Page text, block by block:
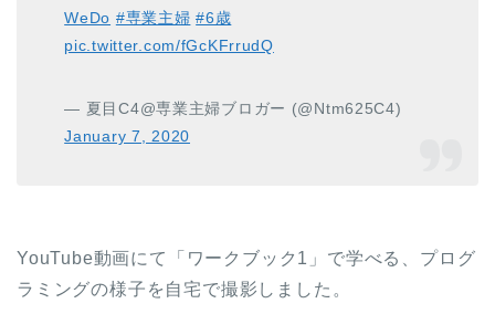
WeDo #専業主婦 #6歳
pic.twitter.com/fGcKFrrudQ
— 夏目C4@専業主婦ブロガー (@Ntm625C4)
January 7, 2020
YouTube動画にて「ワークブック1」で学べる、プログ
ラミングの様子を自宅で撮影しました。